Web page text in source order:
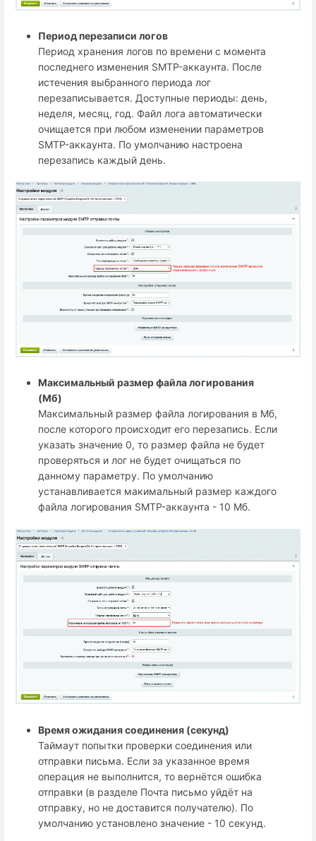
Период перезаписи логов
Период хранения логов по времени с момента
последнего изменения SMTP-аккаунта. После
истечения выбранного периода лог
перезаписывается. Доступные периоды: день,
неделя, месяц, год. Файл лога автоматически
очищается при любом изменении параметров
SMTP-аккаунта. По умолчанию настроена
перезапись каждый день.
Максимальный размер файла логирования
(Мб)
Максимальный размер файла логирования в Мб,
после которого происходит его перезапись. Если
указать значение 0, то размер файла не будет
проверяться и лог не будет очищаться по
данному параметру. По умолчанию
устанавливается макимальный размер каждого
файла логирования SMTP-аккаунта - 10 Мб.
Время ожидания соединения (секунд)
Таймаут попытки проверки соединения или
отправки письма. Если за указанное время
операция не выполнится, то вернётся ошибка
отправки (в разделе Почта письмо уйдёт на
отправку, но не доставится получателю). По
умолчанию установлено значение - 10 секунд.